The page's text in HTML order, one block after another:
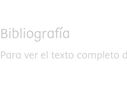
Bibliografía
Para ver el texto completo